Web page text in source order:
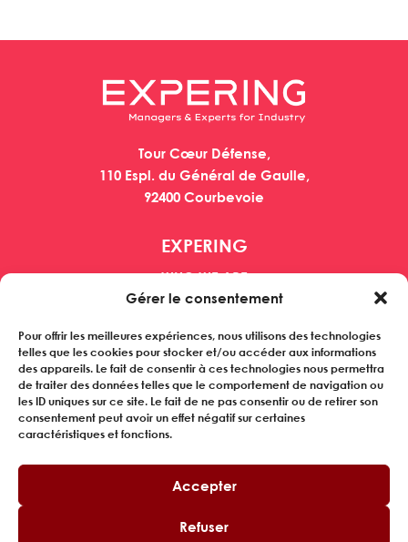
Gérer le consentement
Pour offrir les meilleures expériences, nous utilisons des technologies
telles que les cookies pour stocker et/ou accéder aux informations
des appareils. Le fait de consentir à ces technologies nous permettra
de traiter des données telles que le comportement de navigation ou
les ID uniques sur ce site. Le fait de ne pas consentir ou de retirer son
consentement peut avoir un effet négatif sur certaines
caractéristiques et fonctions.
Accepter
Refuser
Tour Cœur Défense,
110 Espl. du Général de Gaulle,
92400 Courbevoie
EXPERING
WHO WE ARE
MANAGERS
REFERENCES
NEWS
Subscribe to our newsletter
FOLLOW US